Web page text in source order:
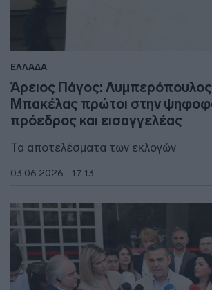
ΕΛΛΑΔΑ
Άρειος Πάγος: Λυμπερόπουλος
Μπακέλας πρώτοι στην
πρόεδρος και εισαγγελέας
Τα αποτελέσματα των εκλογών
03.06.2026 - 17:13